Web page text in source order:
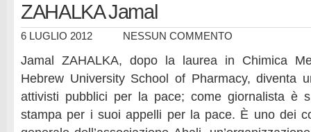
ZAHALKA Jamal
6 LUGLIO 2012 NESSUN COMMENTO
Jamal ZAHALKA, dopo la laurea in Chimica
Hebrew University School of Pharmacy, diventa
attivisti pubblici per la pace; come giornalista è
stampa per i suoi appelli per la pace. È uno dei